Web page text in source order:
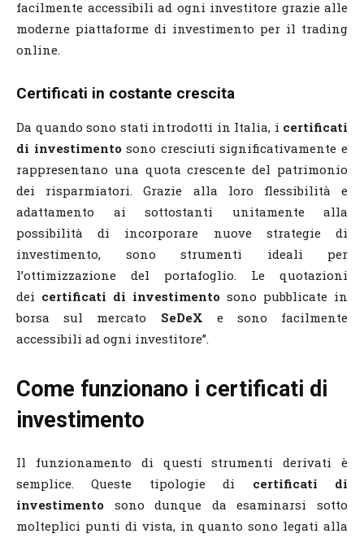
facilmente accessibili ad ogni investitore grazie alle
moderne piattaforme di investimento per il trading
online.
Certificati in costante crescita
Da quando sono stati introdotti in Italia, i certificati
di investimento sono cresciuti significativamente e
rappresentano una quota crescente del patrimonio
dei risparmiatori. Grazie alla loro flessibilità e
adattamento ai sottostanti unitamente alla
possibilità di incorporare nuove strategie di
investimento, sono strumenti ideali per
l’ottimizzazione del portafoglio. Le quotazioni
dei certificati di investimento sono pubblicate in
borsa sul mercato SeDeX e sono facilmente
accessibili ad ogni investitore”.
Come funzionano i certificati di
investimento
Il funzionamento di questi strumenti derivati è
semplice. Queste tipologie di certificati di
investimento sono dunque da esaminarsi sotto
molteplici punti di vista, in quanto sono legati alla